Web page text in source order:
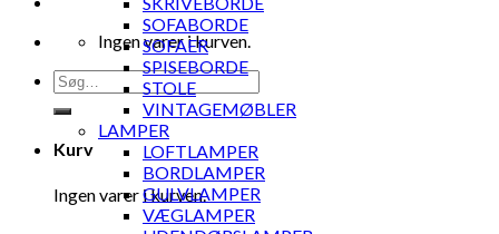
Ingen varer i kurven.
Søg
efter:
Kurv
Ingen varer i kurven.
SOFABORDE
SOFAER
SPISEBORDE
STOLE
VINTAGEMØBLER
LAMPER
LOFTLAMPER
BORDLAMPER
GULVLAMPER
VÆGLAMPER